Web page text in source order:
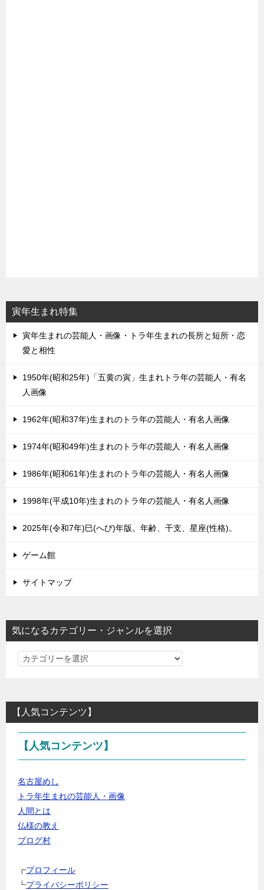
寅年生まれ特集
寅年生まれの芸能人・画像・トラ年生まれの長所と短所・恋
愛と相性
1950年(昭和25年)「五黄の寅」生まれトラ年の芸能人・有名
人画像
1962年(昭和37年)生まれのトラ年の芸能人・有名人画像
1974年(昭和49年)生まれのトラ年の芸能人・有名人画像
1986年(昭和61年)生まれのトラ年の芸能人・有名人画像
1998年(平成10年)生まれのトラ年の芸能人・有名人画像
2025年(令和7年)巳(へび)年版。年齢、干支、星座(性格)。
ゲーム館
サイトマップ
気になるカテゴリー・ジャンルを選択
気
る
カ
テ
リ
ー・
ル
択
【人気コンテンツ】
【人気コンテンツ】
名古屋めし
トラ年生まれの芸能人・画像
人間とは
仏様の教え
ブログ村
┏プロフィール
┗プライバシーポリシー